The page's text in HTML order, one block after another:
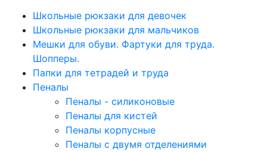
Школьные рюкзаки для девочек
Школьные рюкзаки для мальчиков
Мешки для обуви. Фартуки для труда.
Шопперы.
Папки для тетрадей и труда
Пеналы
Пеналы - силиконовые
Пеналы для кистей
Пеналы корпусные
Пеналы с двумя отделениями